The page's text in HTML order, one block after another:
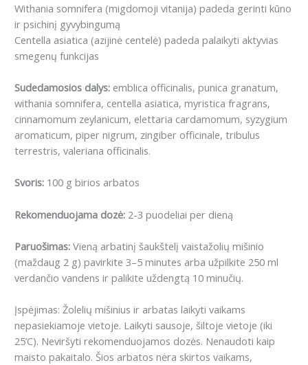
Withania somnifera (migdomoji vitanija) padeda gerinti kūno
ir psichinį gyvybingumą
Centella asiatica (azijinė centelė) padeda palaikyti aktyvias
smegenų funkcijas
Sudedamosios dalys: emblica officinalis, punica granatum,
withania somnifera, centella asiatica, myristica fragrans,
cinnamomum zeylanicum, elettaria cardamomum, syzygium
aromaticum, piper nigrum, zingiber officinale, tribulus
terrestris, valeriana officinalis.
Svoris: 100 g birios arbatos
Rekomenduojama dozė: 2-3 puodeliai per dieną
Paruošimas: Vieną arbatinį šaukštelį vaistažolių mišinio
(maždaug 2 g) pavirkite 3–5 minutes arba užpilkite 250 ml
verdančio vandens ir palikite uždengtą 10 minučių.
Įspėjimas: Žolelių mišinius ir arbatas laikyti vaikams
nepasiekiamoje vietoje. Laikyti sausoje, šiltoje vietoje (iki
25’C). Neviršyti rekomenduojamos dozės. Nenaudoti kaip
maisto pakaitalo. Šios arbatos nėra skirtos vaikams,